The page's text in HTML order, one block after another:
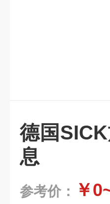
德国
息
参考价： ￥